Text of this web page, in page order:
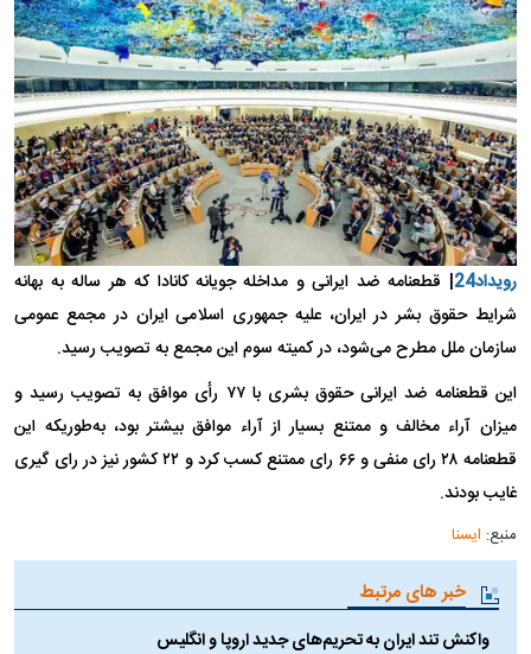
رویداد24
| قطعنامه ضد ایرانی و مداخله جویانه کانادا که هر ساله به بهانه
شرایط حقوق بشر در ایران، علیه جمهوری اسلامی ایران در مجمع عمومی
سازمان ملل مطرح می‌شود، در کمیته سوم این مجمع به تصویب رسید.
این قطعنامه ضد ایرانی حقوق بشری با ۷۷ رأی موافق به تصویب رسید و
میزان آراء مخالف و ممتنع بسیار از آراء موافق بیشتر بود، به‌طوریکه این
قطعنامه ۲۸ رای منفی و ۶۶ رای ممتنع کسب کرد و ۲۲ کشور نیز در رای گیری
غایب بودند.
منبع: ایسنا
خبر های مرتبط
واکنش تند ایران به تحریم‌های جدید اروپا و انگلیس